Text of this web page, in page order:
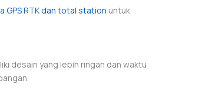
GPS RTK dan total station untuk
desain yang lebih ringan dan waktu